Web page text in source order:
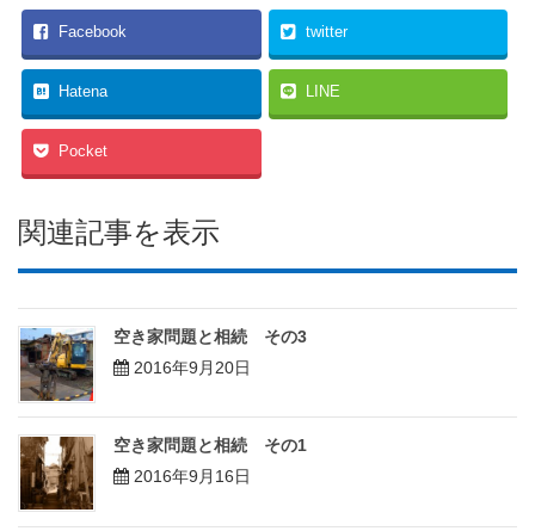
Facebook twitter
Hatena LINE
Pocket
関連記事を表示
空き家問題と相続 その3
2016年9月20日
空き家問題と相続 その1
2016年9月16日